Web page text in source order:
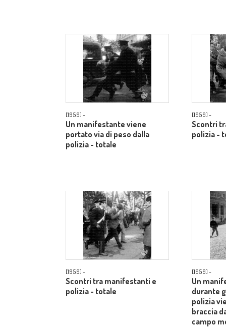
[1959] -
Un manifestante viene
portato via di peso dalla
polizia - totale
[1959] -
Scontri
polizia -
[1959] -
Scontri tra manifestanti e
polizia - totale
[1959] -
Un
durante
polizia
braccia
campo